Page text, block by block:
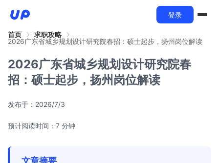
登录
首页
求职攻略
2026广东省城乡规划设计研究院春招：硕士起步，扬州岗位解读
2026广东省城乡规划设计研究院春
招：硕士起步，扬州岗位解读
发布于： 2026/7/3
预计阅读时间：7 分钟
文章摘要